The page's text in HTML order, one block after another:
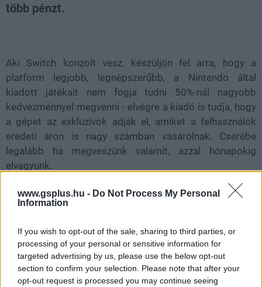
www.gsplus.hu - Do Not Process My Personal
Information
If you wish to opt-out of the sale, sharing to third parties, or
processing of your personal or sensitive information for
targeted advertising by us, please use the below opt-out
section to confirm your selection. Please note that after your
opt-out request is processed you may continue seeing
több pénzt.
Aki Switch konzolt vesz, készüljön fel arra, hogy a
platform legjobb, legnépszerűbb, a Nintendo által
kiadott játékait nem fogja tudni 50%-nál nagyobb
kedvezménnyel megvenni - elvégre a kiadó is tudja, hogy
a gépet az exkluzívok adják el, amiket a felhasználók
eredeti áron is nagy számban vásárolnak. Cserébe
legalább ha megveszünk valamit, azzal hónapokig
elvagyunk.
A cég úgy érezte, eljött az áremelés ideje, így a The
Legend of Zelda: Tears of the Kingdomot (amelynek
ben, de dobozosan még mindig 20 ezer forintért kínálják,
és nagyon kivételes esetben volt kapható 10 ezer forint
körül) dobozosan 25 ezer forint körüli áron, digitálisan
pedig 70 euróért lesz megszerezhető.